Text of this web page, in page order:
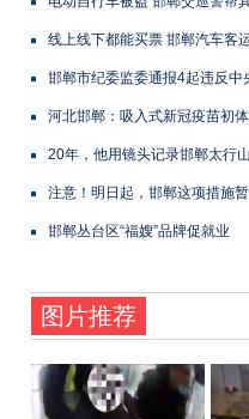
线上线下都能买票 邯郸汽车客
邯郸市纪委监委通报4起违反中
河北邯郸：吸入式新冠疫苗初
20年，他用镜头记录邯郸太行
注意！明日起，邯郸这项措施
邯郸丛台区“福嫂”品牌促就业
图片推荐